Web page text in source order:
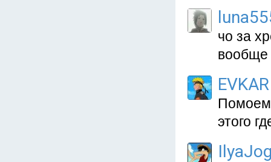
чо за
вообще
EVKAR
этого